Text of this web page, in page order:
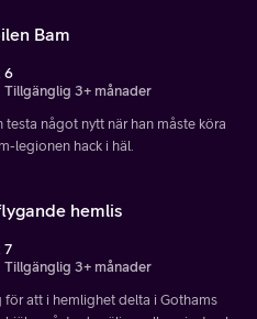
Bam
6
Tillgänglig 3+ månader
något nytt när han måste köra
legionen hack i häl.
hemlis
7
Tillgänglig 3+ månader
att i hemlighet delta i Gothams